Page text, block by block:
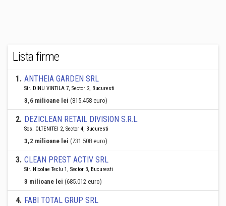
Lista firme
1. ANTHEIA GARDEN SRL
Str. DINU VINTILA 7, Sector 2, Bucuresti
3,6 milioane lei (815.458 euro)
2. DEZICLEAN RETAIL DIVISION S.R.L.
Sos. OLTENITEI 2, Sector 4, Bucuresti
3,2 milioane lei (731.508 euro)
3. CLEAN PREST ACTIV SRL
Str. Nicolae Teclu 1, Sector 3, Bucuresti
3 milioane lei (685.012 euro)
4. FABI TOTAL GRUP SRL